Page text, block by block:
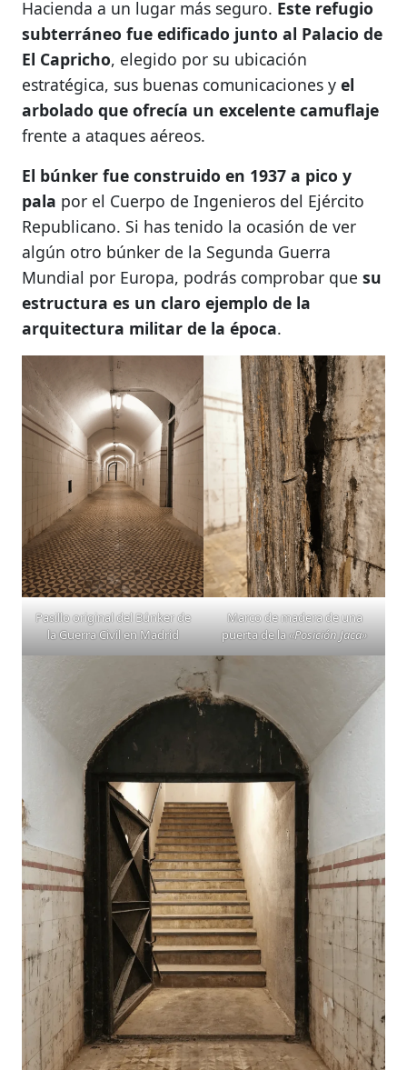
Hacienda a un lugar más seguro. Este refugio
subterráneo fue edificado junto al Palacio de
El Capricho, elegido por su ubicación
estratégica, sus buenas comunicaciones y el
arbolado que ofrecía un excelente camuflaje
frente a ataques aéreos.
El búnker fue construido en 1937 a pico y
pala por el Cuerpo de Ingenieros del Ejército
Republicano. Si has tenido la ocasión de ver
algún otro búnker de la Segunda Guerra
Mundial por Europa, podrás comprobar que su
estructura es un claro ejemplo de la
arquitectura militar de la época.
Pasillo original del Búnker de
la Guerra Civil en Madrid
Marco de madera de una
puerta de la«Posición Jaca»